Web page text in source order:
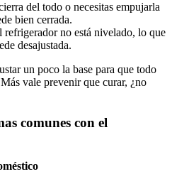
del todo o necesitas empujarla
bien cerrada.
refrigerador no está nivelado, lo que
desajustada.
un poco la base para que todo
vale prevenir que curar, ¿no
comunes con el